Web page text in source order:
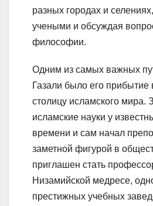
разных городах и
учеными и обсуждая
философии.
Одним из самых важных
Газали было его прибытие
столицу исламского мира.
исламские науки у
времени и сам начал
заметной фигурой в
приглашен стать
Низамийской медресе,
престижных учебных